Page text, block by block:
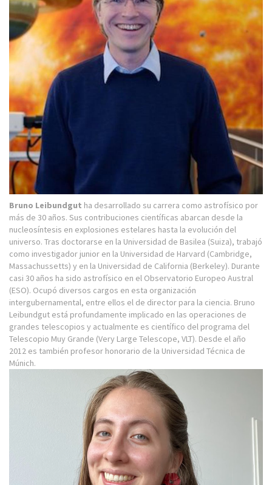
Bruno Leibundgut ha desarrollado su carrera como astrofísico por
más de 30 años. Sus contribuciones científicas abarcan desde la
nucleosíntesis en explosiones estelares hasta la evolución del
universo. Tras doctorarse en la Universidad de Basilea (Suiza), trabajó
como investigador junior en la Universidad de Harvard (Cambridge,
Massachussetts) y en la Universidad de California (Berkeley). Durante
casi 30 años ha sido astrofísico en el Observatorio Europeo Austral
(ESO). Ocupó diversos cargos en esta organización
intergubernamental, entre ellos el de director para la ciencia. Bruno
Leibundgut está profundamente implicado en las operaciones de
grandes telescopios y actualmente es científico del programa del
Telescopio Muy Grande (Very Large Telescope, VLT). Desde el año
2012 es también profesor honorario de la Universidad Técnica de
Múnich.